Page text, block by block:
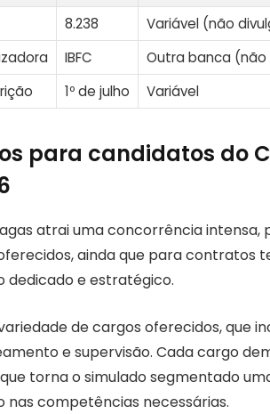
8.238
Variável (não
IBFC
Outra banca
1º de julho Variável
para candidatos do
atrai uma concorrência
ainda que para contratos
e estratégico.
de cargos oferecidos, que
e supervisão. Cada cargo
torna o simulado segmentado
competências necessárias.